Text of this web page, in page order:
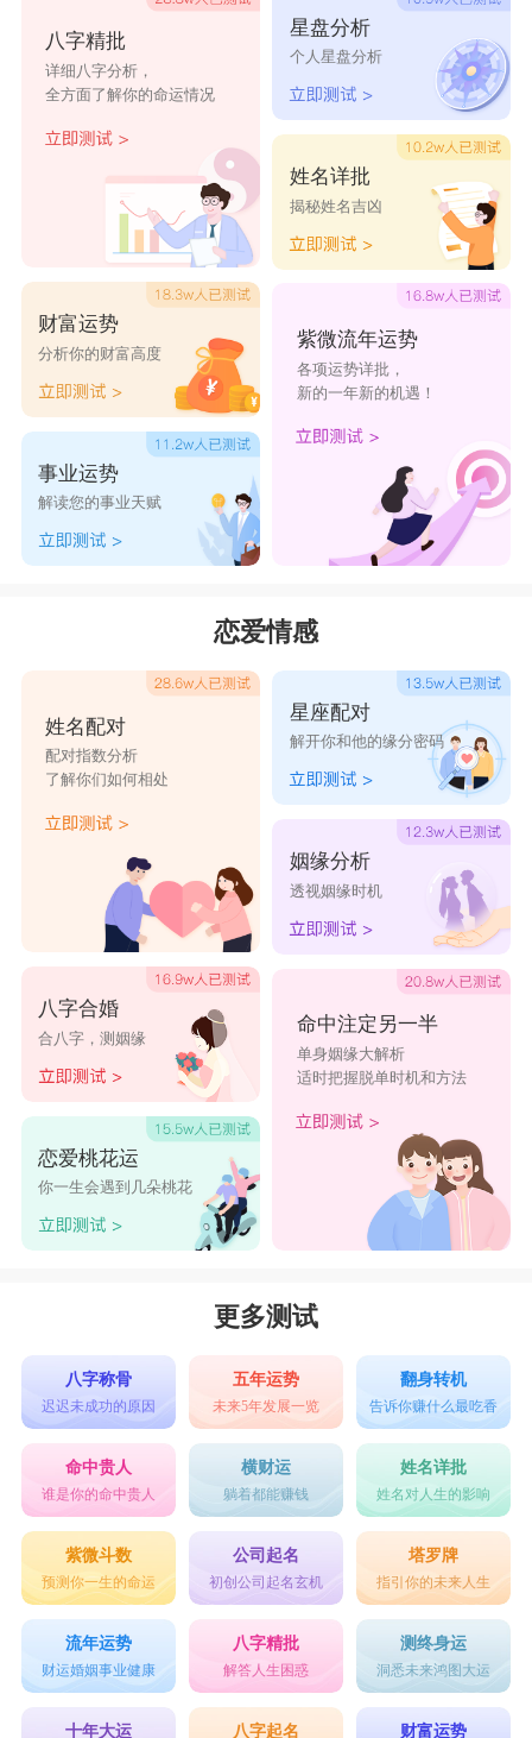
就太不智了。变化多端的双子可是会在跟狮子虚与
委蛇一番之后，渐渐疏离狮子。其实像狮子与双子
这样活泼烂漫的组合，大可以平常心来轻松交往，
绝不要只为了维持王者风范，而吝于表现狮子们特
有的温柔，要记得，吃得开的双子，他们的选择绝
非只有一个。
星座乐原创文章，转载需注明出处
八字精批
详细八字分析，
全方面了解你的命运情况
财富运势
分析你的财富高度
事业运势
解读您的事业天赋
星盘分析
个人星盘分析
姓名详批
揭秘姓名吉凶
紫微流年运势
各项运势详批，
新的一年新的机遇！
恋爱情感
姓名配对
配对指数分析
了解你们如何相处
八字合婚
合八字，测姻缘
恋爱桃花运
你一生会遇到几朵桃花
星座配对
解开你和他的缘分密码
姻缘分析
透视姻缘时机
命中注定另一半
单身姻缘大解析
适时把握脱单时机和方法
更多测试
八字称骨
迟迟未成功的原因
五年运势
未来5年发展一览
翻身转机
告诉你赚什么最吃香
命中贵人
谁是你的命中贵人
横财运
躺着都能赚钱
姓名详批
姓名对人生的影响
紫微斗数
预测你一生的命运
公司起名
初创公司起名玄机
塔罗牌
指引你的未来人生
流年运势
财运婚姻事业健康
八字精批
解答人生困惑
测终身运
洞悉未来鸿图大运
十年大运 八字起名 财富运势